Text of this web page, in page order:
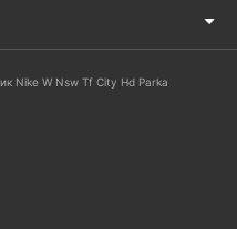
Nike W Nsw Tf City Hd Parka